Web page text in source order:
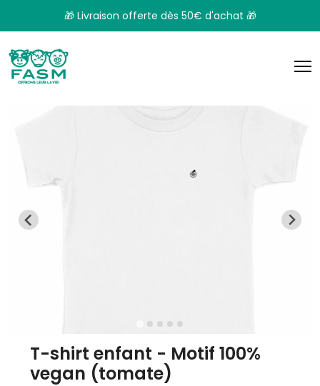
🎁 Livraison offerte dès 50€ d'achat 🎁
T-shirt enfant - Motif 100%
vegan (tomate)
Panneau de gestion des cookies